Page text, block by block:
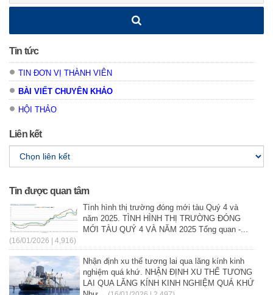
Tin tức
TIN ĐƠN VỊ THÀNH VIÊN
BÀI VIẾT CHUYÊN KHẢO
HỘI THẢO
Liên kết
Tin được quan tâm
Tình hình thị trường đóng mới tàu Quý 4 và
năm 2025. TÌNH HÌNH THỊ TRƯỜNG ĐÓNG
MỚI TÀU QUÝ 4 VÀ NĂM 2025 Tổng quan -...
(16/01/2026 | 4,916)
Nhận định xu thế tương lai qua lăng kính kinh
nghiệm quá khứ. NHẬN ĐỊNH XU THẾ TƯƠNG
LAI QUA LĂNG KÍNH KINH NGHIỆM QUÁ KHỨ